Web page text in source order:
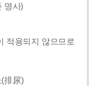
명사)
적용되지 않으므로
(排尿)